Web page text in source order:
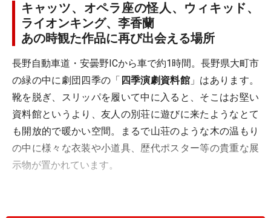
キャッツ、オペラ座の怪人、ウィキッド、
ライオンキング、李香蘭
あの時観た作品に再び出会える場所
長野自動車道・安曇野ICから車で約1時間。長野県大町市
の緑の中に劇団四季の「 四季演劇資料館 」はあります。
靴を脱ぎ、スリッパを履いて中に入ると、そこはお堅い
資料館というより、友人の別荘に遊びに来たようなとて
も開放的で暖かい空間。まるで山荘のような木の温もり
の中に様々な衣装や小道具、歴代ポスター等の貴重な展
示物が置かれています。